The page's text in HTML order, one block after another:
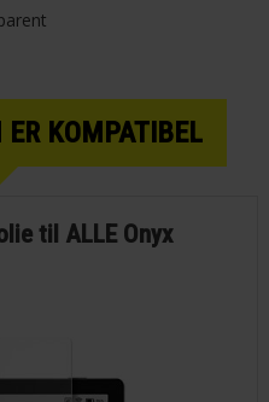
ER KOMPATIBEL
til ALLE Onyx